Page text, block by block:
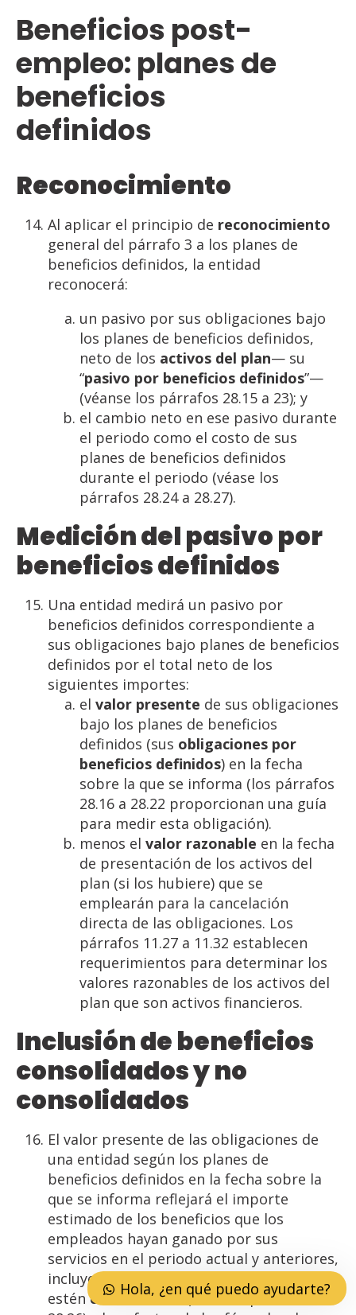
Beneficios post-
empleo: planes de
beneficios
Reconocimiento
Al aplicar el principio de reconocimiento
general del párrafo 3 a los planes de
beneficios definidos, la entidad
reconocerá:
un pasivo por sus obligaciones bajo
los planes de beneficios definidos,
neto de los activos del plan— su
“pasivo por beneficios definidos”—
(véanse los párrafos 28.15 a 23); y
el cambio neto en ese pasivo durante
el periodo como el costo de sus
planes de beneficios definidos
durante el periodo (véase los
párrafos 28.24 a 28.27).
Medición del pasivo por
beneficios definidos
Una entidad medirá un pasivo por
beneficios definidos correspondiente a
sus obligaciones bajo planes de beneficios
definidos por el total neto de los
siguientes importes:
el valor presente de sus obligaciones
bajo los planes de beneficios
definidos (sus obligaciones por
beneficios definidos) en la fecha
sobre la que se informa (los párrafos
28.16 a 28.22 proporcionan una guía
para medir esta obligación).
menos el valor razonable en la fecha
de presentación de los activos del
plan (si los hubiere) que se
emplearán para la cancelación
directa de las obligaciones. Los
párrafos 11.27 a 11.32 establecen
requerimientos para determinar los
valores razonables de los activos del
plan que son activos financieros.
Inclusión de beneficios
consolidados y no
consolidados
El valor presente de las obligaciones de
una entidad según los planes de
beneficios definidos en la fecha sobre la
que se informa reflejará el importe
estimado de los beneficios que los
empleados hayan ganado por sus
servicios en el periodo actual y anteriores,
incluyendo los beneficios que todavía no
esténconsolidados (véase el párrafo
Hola, ¿en qué puedo ayudarte?